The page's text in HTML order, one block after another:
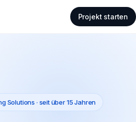
Projekt starten
Solutions · seit über 15 Jahren